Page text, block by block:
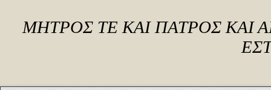
ΜΗΤΡΟΣ ΤΕ ΚΑΙ ΠΑΤΡΟΣ ΚΑΙ